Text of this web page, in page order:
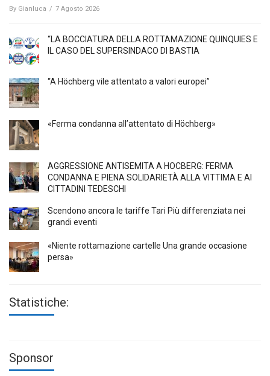
By Gianluca / 7 Agosto 2026
“LA BOCCIATURA DELLA ROTTAMAZIONE QUINQUIES E
IL CASO DEL SUPERSINDACO DI BASTIA
“A Höchberg vile attentato a valori europei”
«Ferma condanna all’attentato di Höchberg»
AGGRESSIONE ANTISEMITA A HÖCBERG: FERMA
CONDANNA E PIENA SOLIDARIETÀ ALLA VITTIMA E AI
CITTADINI TEDESCHI
Scendono ancora le tariffe Tari Più differenziata nei
grandi eventi
«Niente rottamazione cartelle Una grande occasione
persa»
Statistiche:
Sponsor